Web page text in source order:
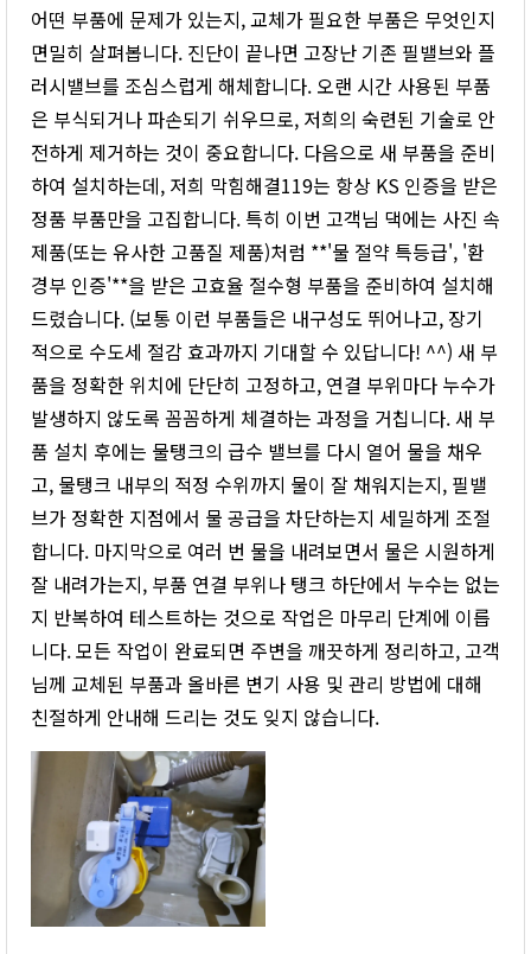
어떤 부품에 문제가 있는지, 교체가 필요한 부품은 무엇인지
면밀히 살펴봅니다. 진단이 끝나면 고장난 기존 필밸브와 플
러시밸브를 조심스럽게 해체합니다. 오랜 시간 사용된 부품
은 부식되거나 파손되기 쉬우므로, 저희의 숙련된 기술로 안
전하게 제거하는 것이 중요합니다. 다음으로 새 부품을 준비
하여 설치하는데, 저희 막힘해결119는 항상 KS 인증을 받은
정품 부품만을 고집합니다. 특히 이번 고객님 댁에는 사진 속
제품(또는 유사한 고품질 제품)처럼 **'물 절약 특등급', '환
경부 인증'**을 받은 고효율 절수형 부품을 준비하여 설치해
드렸습니다. (보통 이런 부품들은 내구성도 뛰어나고, 장기
적으로 수도세 절감 효과까지 기대할 수 있답니다! ^^) 새 부
품을 정확한 위치에 단단히 고정하고, 연결 부위마다 누수가
발생하지 않도록 꼼꼼하게 체결하는 과정을 거칩니다. 새 부
품 설치 후에는 물탱크의 급수 밸브를 다시 열어 물을 채우
고, 물탱크 내부의 적정 수위까지 물이 잘 채워지는지, 필밸
브가 정확한 지점에서 물 공급을 차단하는지 세밀하게 조절
합니다. 마지막으로 여러 번 물을 내려보면서 물은 시원하게
잘 내려가는지, 부품 연결 부위나 탱크 하단에서 누수는 없는
지 반복하여 테스트하는 것으로 작업은 마무리 단계에 이릅
니다. 모든 작업이 완료되면 주변을 깨끗하게 정리하고, 고객
님께 교체된 부품과 올바른 변기 사용 및 관리 방법에 대해
친절하게 안내해 드리는 것도 잊지 않습니다.